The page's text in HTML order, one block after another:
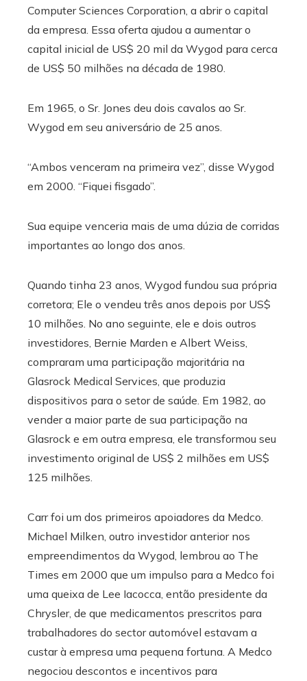
Computer Sciences Corporation, a abrir o capital
da empresa. Essa oferta ajudou a aumentar o
capital inicial de US$ 20 mil da Wygod para cerca
de US$ 50 milhões na década de 1980.
Em 1965, o Sr. Jones deu dois cavalos ao Sr.
Wygod em seu aniversário de 25 anos.
“Ambos venceram na primeira vez”, disse Wygod
em 2000. “Fiquei fisgado”.
Sua equipe venceria mais de uma dúzia de corridas
importantes ao longo dos anos.
Quando tinha 23 anos, Wygod fundou sua própria
corretora; Ele o vendeu três anos depois por US$
10 milhões. No ano seguinte, ele e dois outros
investidores, Bernie Marden e Albert Weiss,
compraram uma participação majoritária na
Glasrock Medical Services, que produzia
dispositivos para o setor de saúde. Em 1982, ao
vender a maior parte de sua participação na
Glasrock e em outra empresa, ele transformou seu
investimento original de US$ 2 milhões em US$
125 milhões.
Carr foi um dos primeiros apoiadores da Medco.
Michael Milken, outro investidor anterior nos
empreendimentos da Wygod, lembrou ao The
Times em 2000 que um impulso para a Medco foi
uma queixa de Lee Iacocca, então presidente da
Chrysler, de que medicamentos prescritos para
trabalhadores do sector automóvel estavam a
custar à empresa uma pequena fortuna. A Medco
negociou descontos e incentivos para